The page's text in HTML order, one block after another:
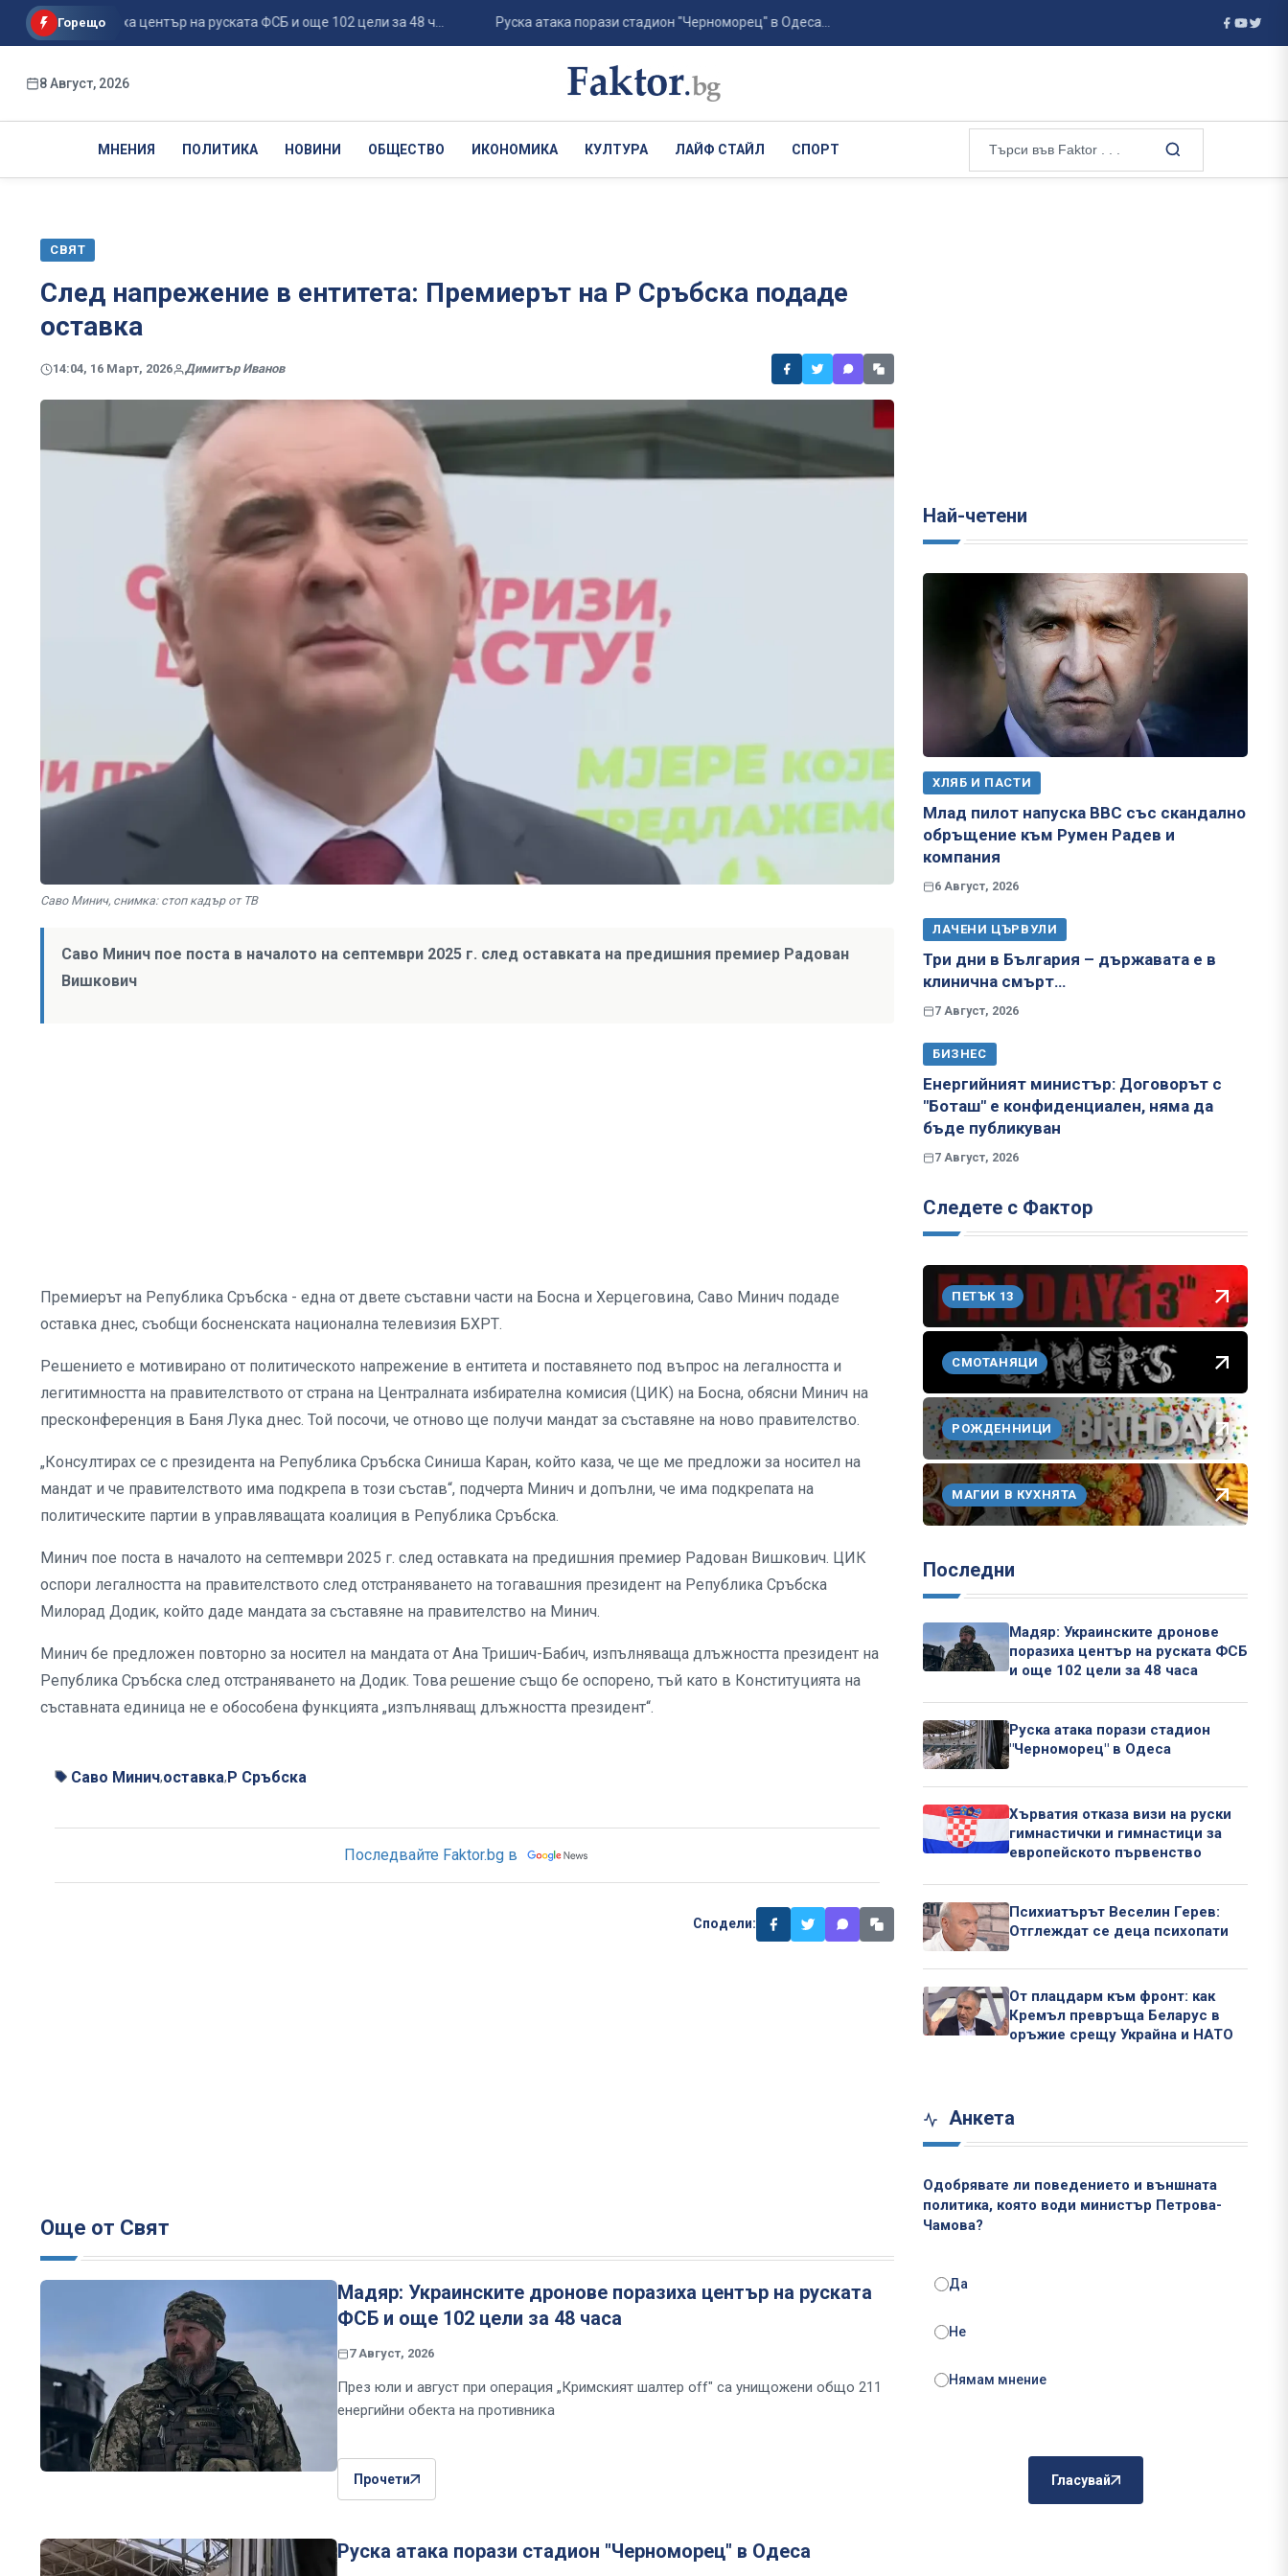
Горещо
поразиха център на руската ФСБ и още 102 цели за 48 ч... Руска атака порази стадион "Черноморец" в Одеса... Хърватия отказа визи на руски гимнастички и гимнастици за
8 Август, 2026
МНЕНИЯ ПОЛИТИКА НОВИНИ ОБЩЕСТВО ИКОНОМИКА КУЛТУРА ЛАЙФ СТАЙЛ СПОРТ
СВЯТ
След напрежение в ентитета: Премиерът на Р Сръбска подаде
оставка
14:04, 16 Март, 2026 Димитър Иванов
Саво Минич, снимка: стоп кадър от ТВ
Саво Минич пое поста в началото на септември 2025 г. след оставката на предишния премиер Радован
Вишкович
Премиерът на Република Сръбска - една от двете съставни части на Босна и Херцеговина, Саво Минич подаде
оставка днес, съобщи босненската национална телевизия БХРТ.
Решението е мотивирано от политическото напрежение в ентитета и поставянето под въпрос на легалността и
легитимността на правителството от страна на Централната избирателна комисия (ЦИК) на Босна, обясни Минич на
пресконференция в Баня Лука днес. Той посочи, че отново ще получи мандат за съставяне на ново правителство.
„Консултирах се с президента на Република Сръбска Синиша Каран, който каза, че ще ме предложи за носител на
мандат и че правителството има подкрепа в този състав“, подчерта Минич и допълни, че има подкрепата на
политическите партии в управляващата коалиция в Република Сръбска.
Минич пое поста в началото на септември 2025 г. след оставката на предишния премиер Радован Вишкович. ЦИК
оспори легалността на правителството след отстраняването на тогавашния президент на Република Сръбска
Милорад Додик, който даде мандата за съставяне на правителство на Минич.
Минич бе предложен повторно за носител на мандата от Ана Тришич-Бабич, изпълняваща длъжността президент на
Република Сръбска след отстраняването на Додик. Това решение също бе оспорено, тъй като в Конституцията на
съставната единица не е обособена функцията „изпълняващ длъжността президент“.
Саво Минич,оставка,Р Сръбска
Последвайте Faktor.bg в
Сподели:
Още от Свят
Мадяр: Украинските дронове поразиха център на руската
ФСБ и още 102 цели за 48 часа
7 Август, 2026
През юли и август при операция „Кримският шалтер off" са унищожени общо 211
енергийни обекта на противника
Прочети
Руска атака порази стадион "Черноморец" в Одеса
Най-четени
ХЛЯБ И ПАСТИ
Млад пилот напуска ВВС със скандално
обръщение към Румен Радев и
компания
6 Август, 2026
ЛАЧЕНИ ЦЪРВУЛИ
Три дни в България – държавата е в
клинична смърт…
7 Август, 2026
БИЗНЕС
Енергийният министър: Договорът с
"Боташ" е конфиденциален, няма да
бъде публикуван
7 Август, 2026
Следете с Фактор
ПЕТЪК 13
СМОТАНЯЦИ
РОЖДЕННИЦИ
МАГИИ В КУХНЯТА
Последни
Мадяр: Украинските дронове
поразиха център на руската ФСБ
и още 102 цели за 48 часа
Руска атака порази стадион
"Черноморец" в Одеса
Хърватия отказа визи на руски
гимнастички и гимнастици за
европейското първенство
Психиатърът Веселин Герев:
Отглеждат се деца психопати
От плацдарм към фронт: как
Кремъл превръща Беларус в
оръжие срещу Украйна и НАТО
Анкета
Одобрявате ли поведението и външната
политика, която води министър Петрова-
Чамова?
Да
Не
Нямам мнение
Гласувай